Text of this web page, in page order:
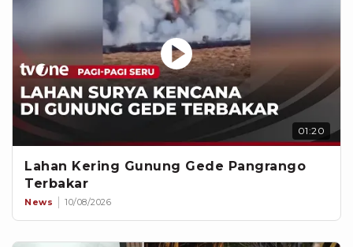
01:20
Lahan Kering Gunung Gede Pangrango
Terbakar
News 10/08/2026